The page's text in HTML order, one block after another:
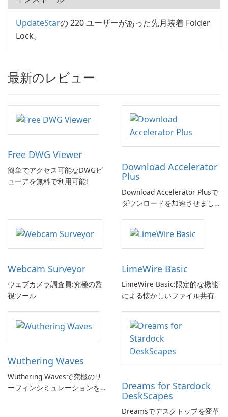
UpdateStarの 220 ユーザーがあった先月装着 Folder
Lock。
最新のレビュー
Free DWG Viewer
簡単でアクセス可能なDWGビ
ューアを無料で利用可能!
Download Accelerator
Plus
Download Accelerator Plusで
ダウンロードを加速させまし
Webcam Surveyor
ウェブカメラ調査員:究極の監
視ツール
LimeWire Basic
LimeWire Basic:限定的な機能
による懐かしいファイル共有
Wuthering Waves
Wuthering Wavesで究極のサ
ーフィンシミュレーションを
Dreams for Stardock
DeskScapes
Dreamsでデスクトップを変革